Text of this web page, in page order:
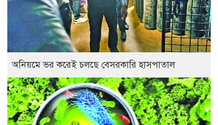
অনিয়মে ভর করেই চলছে বেসরকারি হাসপাতাল